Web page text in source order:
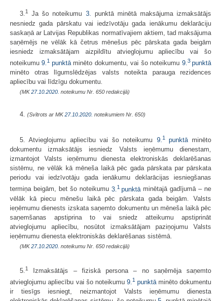
3.1 Ja šo noteikumu 3. punktā minētā maksājuma izmaksātājs
nesniedz gada pārskatu vai iedzīvotāju gada ienākumu deklarāciju
saskaņā ar Latvijas Republikas normatīvajiem aktiem, tad maksājuma
saņēmējs ne vēlāk kā četrus mēnešus pēc pārskata gada beigām
iesniedz izmaksātājam aizpildītu atvieglojumu apliecību vai šo
noteikumu9.1 punktāminēto dokumentu, vai šo noteikumu 9. 3punktā
minēto otras līgumslēdzējas valsts noteikta parauga rezidences
apliecību vai līdzīgu dokumentu.
(MK27.10.2020. noteikumu Nr. 650 redakcijā)
4. (Svītrots ar MK27.10.2020. noteikumiem Nr. 650)
5. Atvieglojumu apliecību vai šo noteikumu 9.1 punktāminēto
dokumentu izmaksātājs iesniedz Valsts ieņēmumu dienestam,
izmantojot Valsts ieņēmumu dienesta elektroniskās deklarēšanas
sistēmu, ne vēlāk kā mēneša laikā pēc gada pārskata par pārskata
periodu vai iedzīvotāju gada ienākumu deklarācijas iesniegšanas
termiņa beigām, bet šo noteikumu 3. 1 punktā minētajā gadījumā – ne
vēlāk kā piecu mēnešu laikā pēc pārskata gada beigām. Valsts
ieņēmumu dienests izskata saņemto dokumentu un mēneša laikā pēc
saņemšanas apstiprina to vai sniedz atteikumu apstiprināt
atvieglojumu apliecību, nosūtot izmaksātājam paziņojumu Valsts
ieņēmumu dienesta elektroniskās deklarēšanas sistēmā.
(MK27.10.2020. noteikumu Nr. 650 redakcijā)
5. 1
Izmaksātājs – fiziskā persona – no saņēmēja saņemto
atvieglojumu apliecību vai šo noteikumu9.1 punktāminēto dokumentu
ir tiesīgs iesniegt, neizmantojot Valsts ieņēmumu dienesta